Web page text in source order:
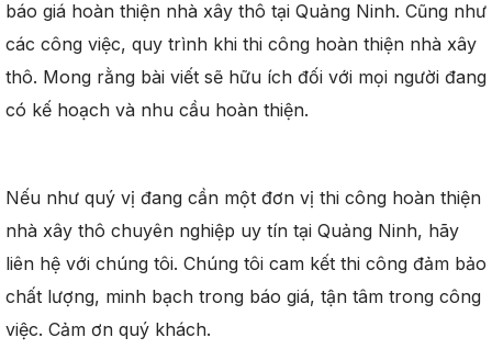
báo giá hoàn thiện nhà xây thô tại Quảng Ninh. Cũng như
các công việc, quy trình khi thi công hoàn thiện nhà xây
thô. Mong rằng bài viết sẽ hữu ích đối với mọi người đang
có kế hoạch và nhu cầu hoàn thiện.
Nếu như quý vị đang cần một đơn vị thi công hoàn thiện
nhà xây thô chuyên nghiệp uy tín tại Quảng Ninh, hãy
liên hệ với chúng tôi. Chúng tôi cam kết thi công đảm bảo
chất lượng, minh bạch trong báo giá, tận tâm trong công
việc. Cảm ơn quý khách.